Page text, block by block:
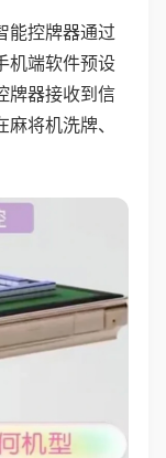
能控牌器通过
机端软件预设
牌器接收到信
将机洗牌、